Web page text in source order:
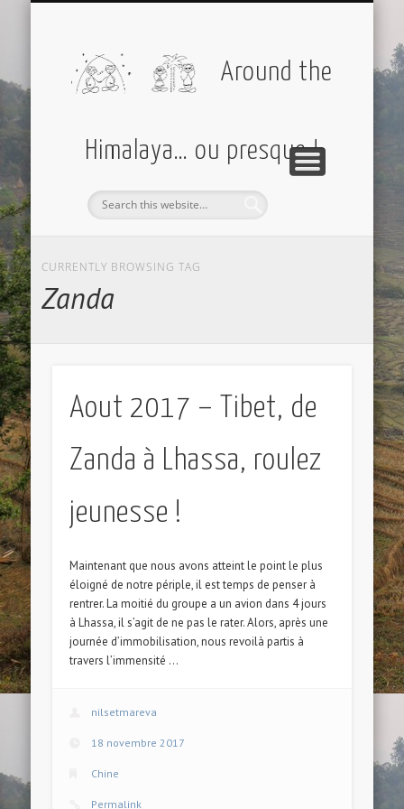
Around the
Himalaya… ou presque !
CURRENTLY BROWSING TAG
Zanda
Aout 2017 – Tibet, de
Zanda à Lhassa, roulez
jeunesse !
Maintenant que nous avons atteint le point le plus
éloigné de notre périple, il est temps de penser à
rentrer. La moitié du groupe a un avion dans 4 jours
à Lhassa, il s’agit de ne pas le rater. Alors, après une
journée d’immobilisation, nous revoilà partis à
travers l’immensité …
nilsetmareva
18 novembre 2017
Chine
Permalink